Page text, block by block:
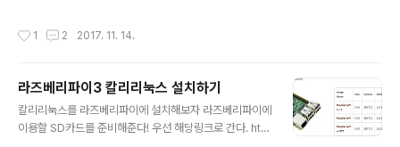
mousepoll=0 을 입력해주고 저장해준다. (0으로 안된다면 1로 고쳐본다) 이러한
dline.txt가 있다 여기서 gedit이든 vi든 이용해서 똑같이 수정해주면 된다.
1 2 2017. 11. 14.
라즈베리파이3 칼리리눅스 설치하기
칼리리눅스를 라즈베리파이에 설치해보자 라즈베리파이에
이용할 SD카드를 준비해준다! 우선 해당링크로 간다. http